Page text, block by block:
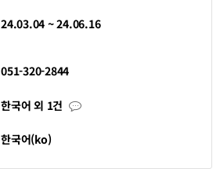
24.03.04 ~ 24.06.16
051-320-2844
한국어 외 1건 자
막
한국어(ko)